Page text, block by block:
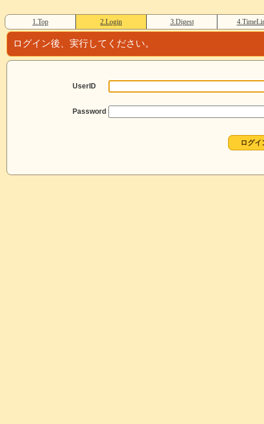
1.Top 2.Login 3.Digest
ログイン後、実行してください。
UserID
Password
ログ